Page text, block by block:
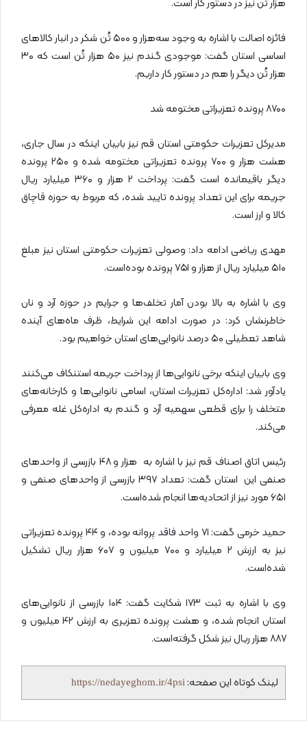
هزار تُن نیز در دستور کار است.
فائزه اصالت با اشاره به وجود سه‌هزار و ۵۰۰ تُن شکر در انبار کالاهای
اساسی استان گفت: موجودی گندم نیز ۵۰ هزار تُن است که ۳۰
هزار تُن دیگر را هم در دستور کار داریم.
۸۷۰۰ پرونده تعزیراتی مختومه شد
مدیرکل تعزیرات حکومتی استان قم نیز بابیان اینکه در سال جاری،
هشت هزار و ۷۰۰ پرونده تعزیراتی مختومه شده و ۲۵۰ پرونده
دیگر باقیمانده است گفت: پرداخت ۲ هزار و ۳۶۰ میلیارد ریال
جریمه برای این تعداد پرونده تایید شده، که مربوط به حوزه قاچاق
کالا و ارز است.
مهدی ریاضی ادامه داد: وصولی تعزیرات حکومتی استان نیز مبلغ
۵۱۰ میلیارد ریال از هزار و ۷۵۱ پرونده بوده‌است.
وی با اشاره به بالا بودن آمار تخلف‌ها و جرایم در حوزه آرد و نان
خاطرنشان کرد: در صورت ادامه این شرایط، ظرف ماه‌های آینده
شاهد تعطیلی ۵۰ درصد نانوایی‌های استان خواهیم بود.
وی بابیان اینکه برخی نانوایی‌ها از پرداخت جریمه استنکاف می‌کنند
یادآور شد: اداره‌کل تعزیرات استان، اسامی نانوایی‌ها و کارخانه‌های
متخلف را برای قطعی سهمیه آرد و گندم به اداره‌کل غله معرفی
می‌کند.
رئیس اتاق اصناف قم نیز با اشاره به هزار و ۴۸ بازرسی از واحدهای
صنفی این استان گفت: تعداد ۳۹۷ بازرسی از واحدهای صنفی و
۶۵۱ مورد نیز از اتحادیه‌ها انجام شده‌است.
حمید خرمی گفت: ۷۱ واحد فاقد پروانه بوده، و ۴۴ پرونده تعزیراتی
نیز به ارزش ۲ میلیارد و ۷۰۰ میلیون و ۶۰۷ هزار ریال تشکیل
شده‌است.
وی با اشاره به ثبت ۱۷۳ شکایت گفت: ۱۰۴ بازرسی از نانوایی‌های
استان انجام شده، و هشت پرونده تعزیری به ارزش ۴۲ میلیون و
۸۸۷ هزار ریال نیز شکل گرفته‌است.
لینک کوتاه این صفحه: https://nedayeghom.ir/4psi